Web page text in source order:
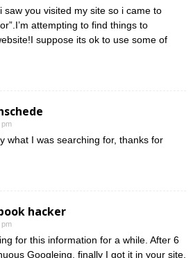
saw you visited my site so i came to
attempting to find things to
suppose its ok to use some of
pm
what I was searching for, thanks for
hacker
pm
for this information for a while. After 6
Googleing, finally I got it in your site.